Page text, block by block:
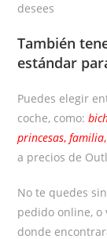
desees
También
estándar
Puedes elegir
coche, como:
princesas,familia
a precios de
No te quedes
pedido online,
donde